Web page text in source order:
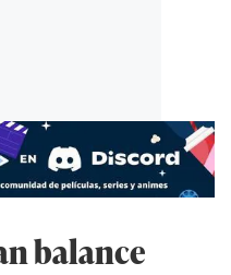
balance